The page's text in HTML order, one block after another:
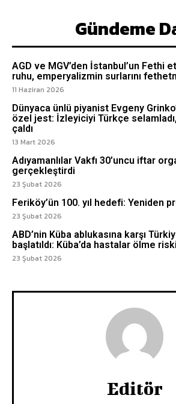
Gündeme
AGD ve MGV’den İstanbul’un Fethi
ruhu, emperyalizmin surlarını
11 Haziran 2026
Dünyaca ünlü piyanist Evgeny
özel jest: İzleyiciyi Türkçe
çaldı
13 Mart 2026
Adıyamanlılar Vakfı 30’uncu iftar
gerçekleştirdi
23 Şubat 2026
Feriköy’ün 100. yıl hedefi: Yeniden
23 Şubat 2026
ABD’nin Küba ablukasına karşı
başlatıldı: Küba’da hastalar ölme
23 Şubat 2026
Editör